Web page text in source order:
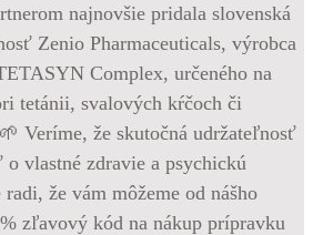
najnovšie pridala slovenská
Zenio Pharmaceuticals, výrobca
Complex, určeného na
tetánii, svalových kŕčoch či
Veríme, že skutočná udržateľnosť
vlastné zdravie a psychickú
že vám môžeme od nášho
zľavový kód na nákup prípravku